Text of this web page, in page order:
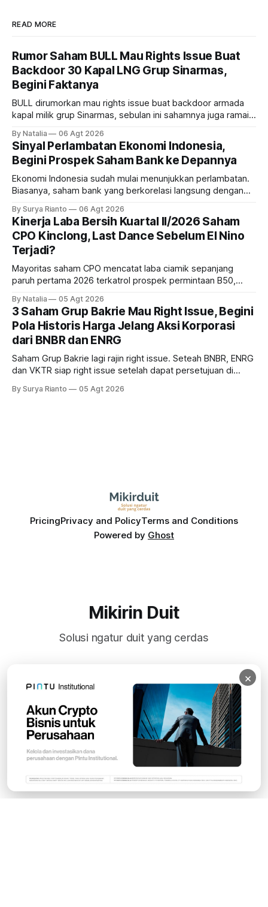
READ MORE
Rumor Saham BULL Mau Rights Issue Buat
Backdoor 30 Kapal LNG Grup Sinarmas,
Begini Faktanya
BULL dirumorkan mau rights issue buat backdoor armada
kapal milik grup Sinarmas, sebulan ini sahamnya juga ramai
masih menarik dilirik?
By Natalia 06 Agt 2026
Sinyal Perlambatan Ekonomi Indonesia,
Begini Prospek Saham Bank ke Depannya
Ekonomi Indonesia sudah mulai menunjukkan perlambatan.
Biasanya, saham bank yang berkorelasi langsung dengan
bank ke depannya?
By Surya Rianto 06 Agt 2026
Kinerja Laba Bersih Kuartal II/2026 Saham
CPO Kinclong, Last Dance Sebelum El Nino
Terjadi?
Mayoritas saham CPO mencatat laba ciamik sepanjang
paruh pertama 2026 terkatrol prospek permintaan B50,
diprediksi semakin terlihat mendekati 2027. Kira-kira gimana
prospeknya? apakah masih menarik dilirik sektor ini?
By Natalia 05 Agt 2026
3 Saham Grup Bakrie Mau Right Issue, Begini
Pola Historis Harga Jelang Aksi Korporasi
dari BNBR dan ENRG
Saham Grup Bakrie lagi rajin right issue. Seteah BNBR, ENRG
dan VKTR siap right issue setelah dapat persetujuan di
pola saham Grup Bakrie jelang right issue
By Surya Rianto 05 Agt 2026
PricingPrivacy and PolicyTerms and Conditions
Powered by Ghost
Mikirin Duit
Solusi ngatur duit yang cerdas
Subscribe
×